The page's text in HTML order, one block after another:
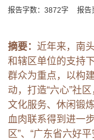
报告字数：3872字 报告
摘要：近年来，南
和辖区单位的支持
群众为重点，以构
动，打造“六心”社
文化服务、休闲锻
血肉联系得到进一
区”、“广东省六好